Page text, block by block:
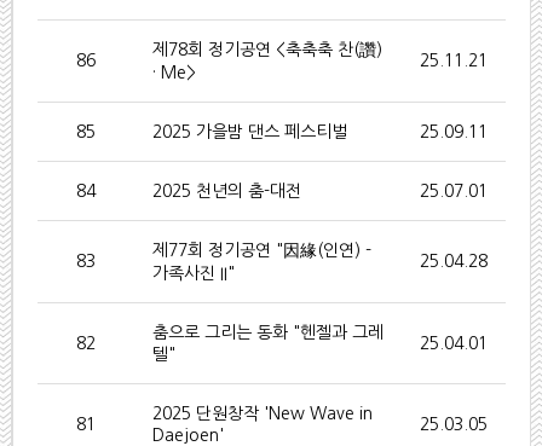
86
제78회 정기공연 <축축축 찬(讚)
· Me>
25.11.21
85 2025 가을밤 댄스 페스티벌 25.09.11
84 2025 천년의 춤-대전 25.07.01
83
제77회 정기공연 "因緣(인연) -
가족사진 II"
25.04.28
82
춤으로 그리는 동화 "헨젤과 그레
텔"
25.04.01
81
2025 단원창작 'New Wave in
Daejoen'
25.03.05